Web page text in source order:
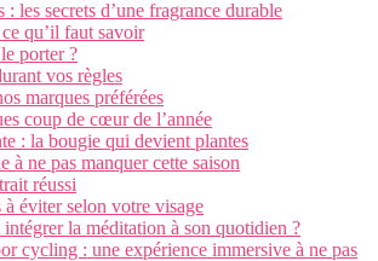
les secrets d’une fragrance durable
qu’il faut savoir
porter ?
vos règles
marques préférées
coup de cœur de l’année
: la bougie qui devient plantes
à ne pas manquer cette saison
réussi
éviter selon votre visage
la méditation à son quotidien ?
cycling : une expérience immersive à ne pas